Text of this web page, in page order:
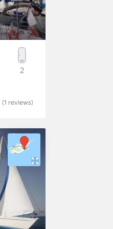
2
(1 reviews)